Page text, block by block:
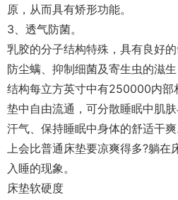
原，从而具有矫形功能。
3、透气防菌。
乳胶的分子结构特殊，具有良好的
防尘螨、抑制细菌及寄生虫的滋
结构每立方英寸中有250000内部
垫中自由流通，可分散睡眠中肌肤
汗气、保持睡眠中身体的舒适干
上会比普通床垫要凉爽得多?躺在
入睡的现象。
床垫软硬度